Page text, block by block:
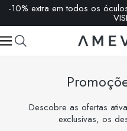
-10% extra em todos os
Descobre as ofertas
exclusivas, os